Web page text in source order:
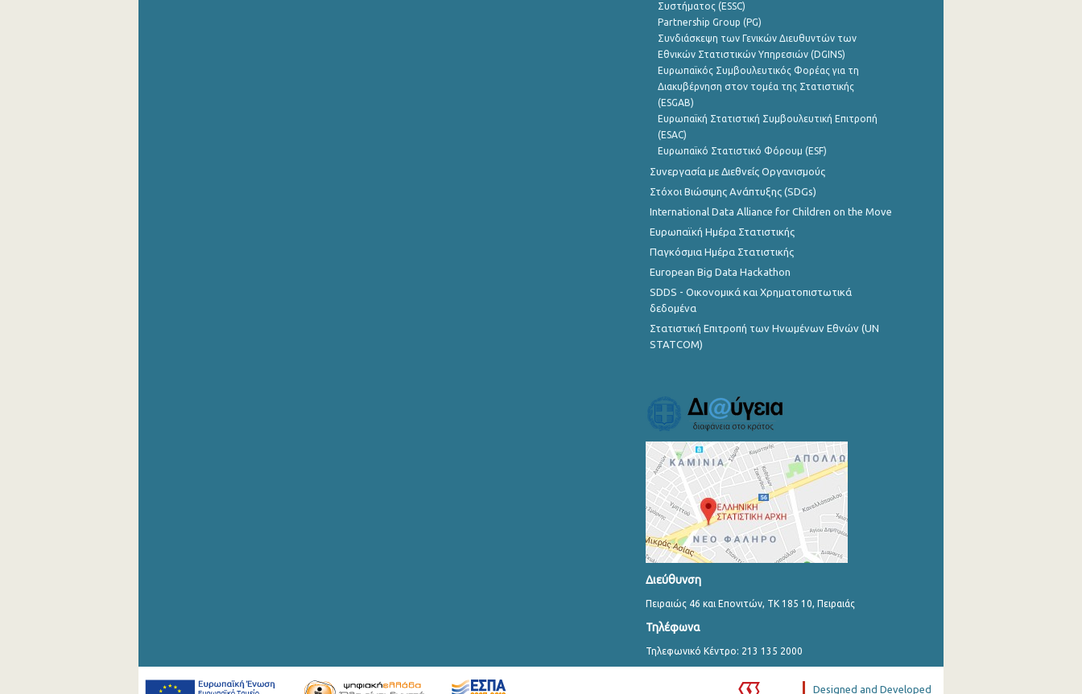
Συστήματος (ESSC)
Partnership Group (PG)
Συνδιάσκεψη των Γενικών Διευθυντών των
Εθνικών Στατιστικών Υπηρεσιών (DGINS)
Ευρωπαϊκός Συμβουλευτικός Φορέας για τη
Διακυβέρνηση στον τομέα της Στατιστικής
(ESGAB)
Ευρωπαϊκή Στατιστική Συμβουλευτική Επιτροπή
(ESAC)
Ευρωπαϊκό Στατιστικό Φόρουμ (ESF)
Συνεργασία με Διεθνείς Οργανισμούς
Στόχοι Βιώσιμης Ανάπτυξης (SDGs)
International Data Alliance for Children on the Move
Ευρωπαϊκή Ημέρα Στατιστικής
Παγκόσμια Ημέρα Στατιστικής
European Big Data Hackathon
SDDS - Οικονομικά και Χρηματοπιστωτικά
δεδομένα
Στατιστική Επιτροπή των Ηνωμένων Εθνών (UN
STATCOM)
Διεύθυνση
Πειραιώς 46 και Επονιτών, ΤΚ 185 10, Πειραιάς
Τηλέφωνα
Τηλεφωνικό Κέντρο: 213 135 2000
Designed and Developed